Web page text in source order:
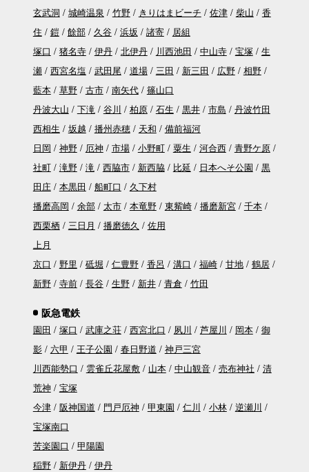
玄武洞
城崎温泉 竹野 きりはまビーチ 佐津 柴山
香
住
鎧 餘部 久谷 浜坂 諸寄
居組
塚口
猪名寺 伊丹 北伊丹 川西池田 中山寺 宝塚
生
瀬
西宮名塩 武田尾 道場 三田 新三田 広野
相野
藍本
草野 古市 南矢代
篠山口
丹波大山
下滝 谷川 柏原 石生 黒井 市島
丹波竹田
西相生
坂越 播州赤穂 天和
備前福河
日岡
神野 厄神 市場 小野町 粟生 河合西
青野ケ原
社町
滝野 滝 西脇市 新西脇 比延 日本へそ公園
黒
田庄
本黒田 船町口
久下村
播磨高岡
余部 太市 本竜野 東觜崎 播磨新宮
千本
西栗栖
三日月 播磨徳久
佐用
上月
京口
野里 砥堀 仁豊野 香呂 溝口 福崎 甘地
鶴居
新野
寺前 長谷 生野 新井 青倉 竹田
阪急電鉄
園田 塚口 武庫之荘 西宮北口 夙川 芦屋川 岡本
御
影
六甲 王子公園 春日野道
神戸三宮
川西能勢口
雲雀丘花屋敷 山本 中山観音 売布神社
清
荒神
宝塚
今津
阪神国道 門戸厄神 甲東園 仁川 小林
逆瀬川
宝塚南口
苦楽園口
甲陽園
稲野
新伊丹 伊丹